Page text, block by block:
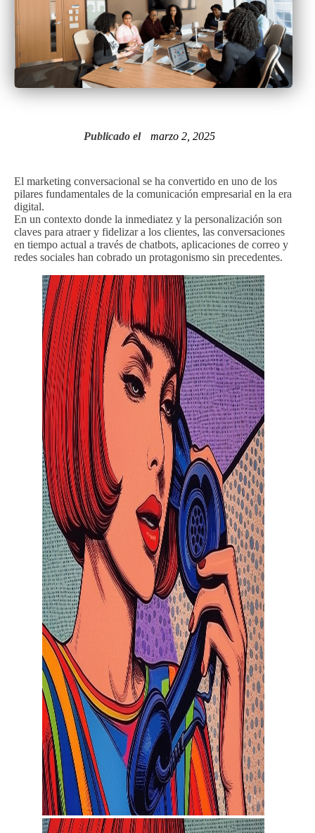
Publicado el marzo 2, 2025
El marketing conversacional se ha convertido en uno de los
pilares fundamentales de la comunicación empresarial en la era
digital.
En un contexto donde la inmediatez y la personalización son
claves para atraer y fidelizar a los clientes, las conversaciones
en tiempo actual a través de chatbots, aplicaciones de correo y
redes sociales han cobrado un protagonismo sin precedentes.